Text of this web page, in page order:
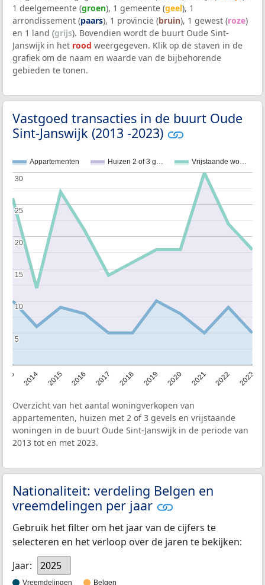
1 deelgemeente (groen), 1 gemeente (geel), 1
arrondissement (paars), 1 provincie (bruin), 1 gewest (roze)
en 1 land (grijs). Bovendien wordt de buurt Oude Sint-
Janswijk in het rood weergegeven. Klik op de staven in de
grafiek om de naam en waarde van de bijbehorende
gebieden te tonen.
Vastgoed transacties in de buurt Oude
Sint-Janswijk (2013 -2023)
Appartementen Huizen 2 of 3 g… Vrijstaande wo…
2014 2015 2016 2017 2018 2019 2020 2021 2022 2023
5
5
10
10
15
15
20
20
25
25
30
30
Overzicht van het aantal woningverkopen van
appartementen, huizen met 2 of 3 gevels en vrijstaande
woningen in de buurt Oude Sint-Janswijk in de periode van
2013 tot en met 2023.
Nationaliteit: verdeling Belgen en
vreemdelingen per jaar
Gebruik het filter om het jaar van de cijfers te
selecteren en het verloop over de jaren te bekijken:
Jaar:
2025
Vreemdelingen Belgen